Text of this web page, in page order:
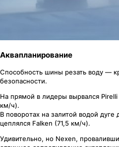
Аквапланирование
Способность шины резать воду —
безопасности.
На прямой в лидеры вырвался
км/ч).
В поворотах на залитой водой дуге
цеплялся Falken (71,5 км/ч).
Удивительно, но Nexen,